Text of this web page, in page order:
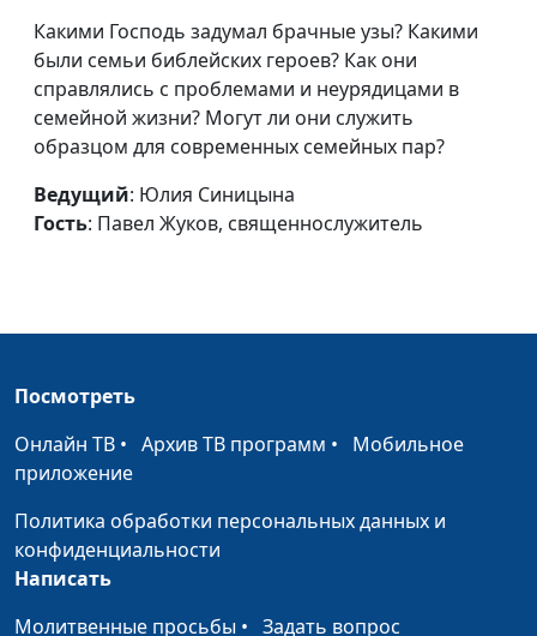
Здоровье и
духовность
Юлия Синицына,
Павел Жуков,
священнослужитель
Что такое святыня?
Юлия Синицына,
Павел Жуков,
Через кого говорит
Юлия Синицына,
Что нужно для
Юлия Синицына,
#264
Благословение через
прикосновение
Юлия Синицына,
Духовной Академии,
Какими Господь задумал брачные узы? Какими
были семьи библейских героев? Как они
справлялись с проблемами и неурядицами в
семейной жизни? Могут ли они служить
образцом для современных семейных пар?
Ведущий: Юлия Синицына
Гость: Павел Жуков, священнослужитель
Посмотреть
Онлайн ТВ • Архив ТВ программ • Мобильное
приложение
Политика обработки персональных данных и
конфиденциальности
Написать
Молитвенные просьбы • Задать вопрос